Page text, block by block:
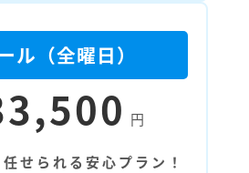
ル（全曜日）
円
せられる安心プラン！